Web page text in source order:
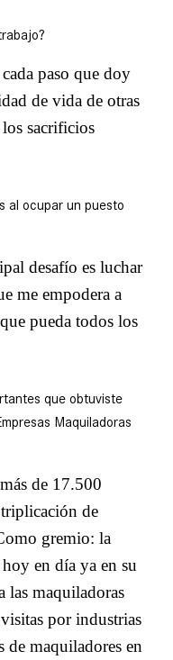
paso que doy
de vida de otras
sacrificios
al ocupar un puesto
desafío es luchar
me empodera a
pueda todos los
que obtuviste
Maquiladoras
de 17.500
de
gremio: la
en día ya en su
las maquiladoras
por industrias
de maquiladores en